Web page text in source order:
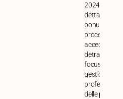
2024. Analisi
dettagliata di
bonus,
procedure
accedere alle
detrazioni,
focus sulla
gestione
professionale
delle pratiche